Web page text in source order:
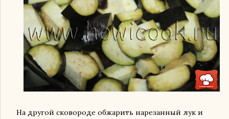
На другой сковороде обжарить нарезанный лук и